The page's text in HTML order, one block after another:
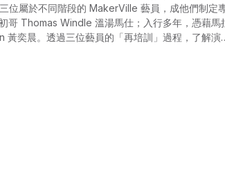
位屬於不同階段的 MakerVille 藝員，成他們制定
哥 Thomas Windle 溫湯馬仕；入行多年，憑藉馬
奕晨。透過三位藝員的「再培訓」過程，了解演